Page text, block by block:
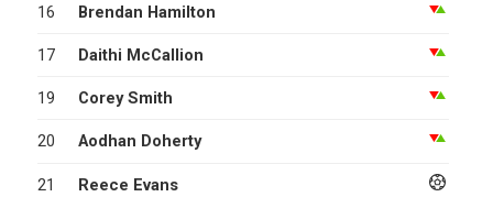
16 Brendan Hamilton
17 Daithi McCallion
19 Corey Smith
20 Aodhan Doherty
21 Reece Evans